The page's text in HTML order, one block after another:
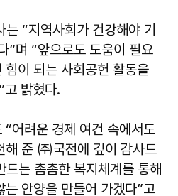
“지역사회가 건강해야 기
”며 “앞으로도 도움이 필요
이 되는 사회공헌 활동을
고 밝혔다.
“어려운 경제 여건 속에서도
해 준 ㈜국전에 깊이 감사드
드는 촘촘한 복지체계를 통해
안양을 만들어 가겠다”고